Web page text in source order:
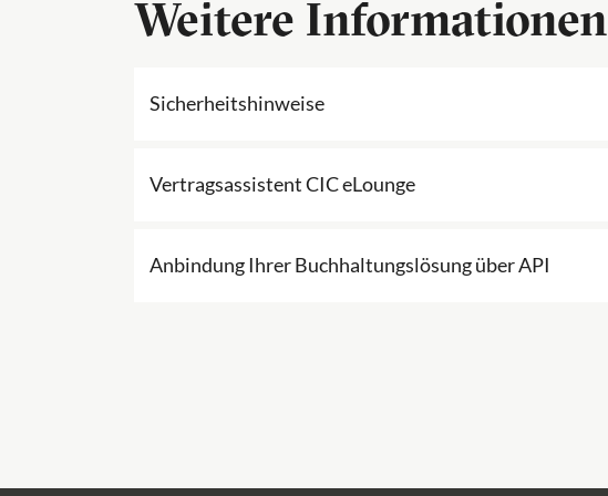
Weitere Informationen
Sicherheitshinweise
Vertragsassistent CIC eLounge
Anbindung Ihrer Buchhaltungslösung über API